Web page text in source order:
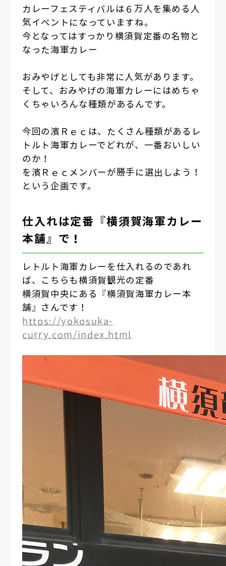
カレーフェスティバルは６万人を集める人
気イベントになっていますね。
今となってはすっかり横須賀定番の名物と
なった海軍カレー
おみやげとしても非常に人気があります。
そして、おみやげの海軍カレーにはめちゃ
くちゃいろんな種類があるんです。
今回の濱Ｒｅｃは、たくさん種類があるレ
トルト海軍カレーでどれが、一番おいしい
のか！
を濱Ｒｅｃメンバーが勝手に選出しよう！
という企画です。
仕入れは定番『横須賀海軍カレー
本舗』で！
レトルト海軍カレーを仕入れるのであれ
ば、こちらも横須賀観光の定番
横須賀中央にある『横須賀海軍カレー本
舗』さんです！
https://yokosuka-
curry.com/index.html